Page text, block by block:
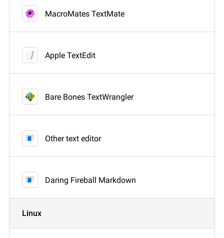
MacroMates TextMate
Apple TextEdit
Bare Bones TextWrangler
Other text editor
Daring Fireball Markdown
Linux